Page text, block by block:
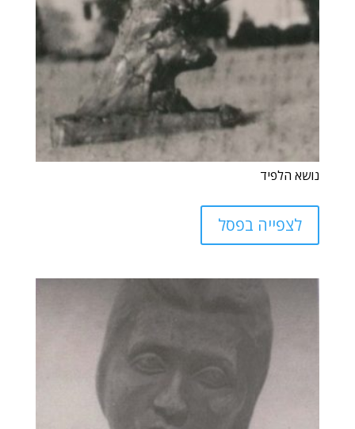
נושא הלפיד
לצפייה בפסל